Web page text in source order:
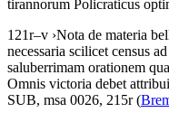
tirannorum Policraticus
121r–v ›Nota de materia
necessaria scilicet census
saluberrimam orationem
Omnis victoria debet
SUB, msa 0026, 215r (